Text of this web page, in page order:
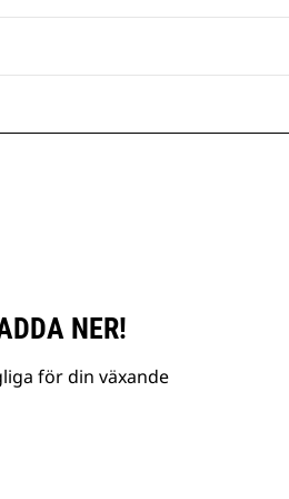
NER!
för din växande